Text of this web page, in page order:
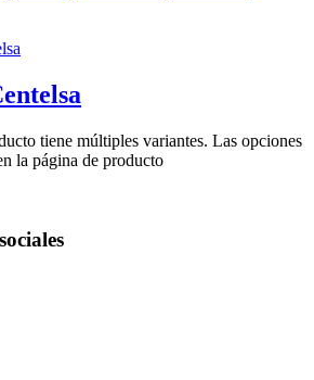
tiene múltiples variantes. Las opciones
la página de producto